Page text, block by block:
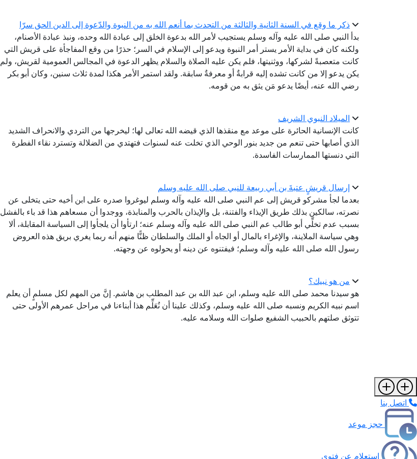
ذكر ما وقع في السنة الثانية والثالثة من التحدث بما أنعم الله به من النبوة والدّعوة إلى الدين الحق سرّا
بدأ النبي صلى الله عليه وآله وسلم يستجيب لأمر الله بدعوة الخلق إلى عبادة الله وحده، ونبذ عبادة الأصنام،
ولكنه كان في بداية الأمر يستر أمر النبوة ويدعو إلى الإسلام في السر؛ حذرًا من وقع المفاجأة على قريش التي
كانت متعصبةً لشركها، ووثنيتها، فلم يكن عليه الصلاة والسلام يظهر الدعوة في المجالس العمومية لقريش، ولم
يكن يدعو إلا من كانت تشده إليه قرابةٌ أو معرفةٌ سابقة. ولقد استمر الأمر هكذا لمدة ثلاث سنين، وكان أبو بكر
رضي الله عنه، أيضًا يدعو مَن يثق به من قومه.
الميلاد النبوي الشريف
كانت الإنسانية الحائرة على موعد مع منقذها الذي قيضه الله تعالى لها؛ ليخرجها من التردي والانحراف الشديد
الذي أصابها حتى تنعم من جديد بنور الوحي الذي تخلت عنه لسنوات فتهتدي من الضلالة وتسترد نقاء الفطرة
التي دنستها الممارسات الفاسدة.
إرسال قريشٍ عتبةَ بن أبي ربيعة للنبي صلى الله عليه وسلم
بعدما لجأ مشركو قريش إلى عم النبي صلى الله عليه وآله وسلم ليوغروا صدره على ابن أخيه حتى يتخلى عن
نصرته، سالكين بذلك طريق الإيذاء والفتنة، بل والإيذان بالحرب والمنابذة، ووجدوا أن مسعاهم هذا قد باء بالفشل
بسبب عدم تخلِّي أبو طالب عم النبي صلى الله عليه وآله وسلم عنه؛ ارتأوا أن يلجأوا إلى السياسة المقابلة، ألا
وهي سياسة الملاينة، والإغراء بالمال أو الجاه أو الملك والسلطان ظنًّا منهم أنه ربما يغري بريق هذه العروض
رسول الله صلى الله عليه وآله وسلم؛ فيفتنوه عن دينه أو يحولوه عن وجهته.
من هو نبيك؟
هو سيدنا محمد صلى الله عليه وسلم، ابن عبد الله بن عبد المطلب بن هاشم. إنَّ من المهم لكل مسلمٍ أن يعلم
اسم نبيه الكريم ونسبه صلى الله عليه وسلم، وكذلك علينا أن نُعَلِّم هذا أبناءنا في مراحل عمرهم الأولى حتى
تتوثق صلتهم بالحبيب الشفيع صلوات الله وسلامه عليه.
اتصل بنا
حجز موعد
استعلام عن فتوى